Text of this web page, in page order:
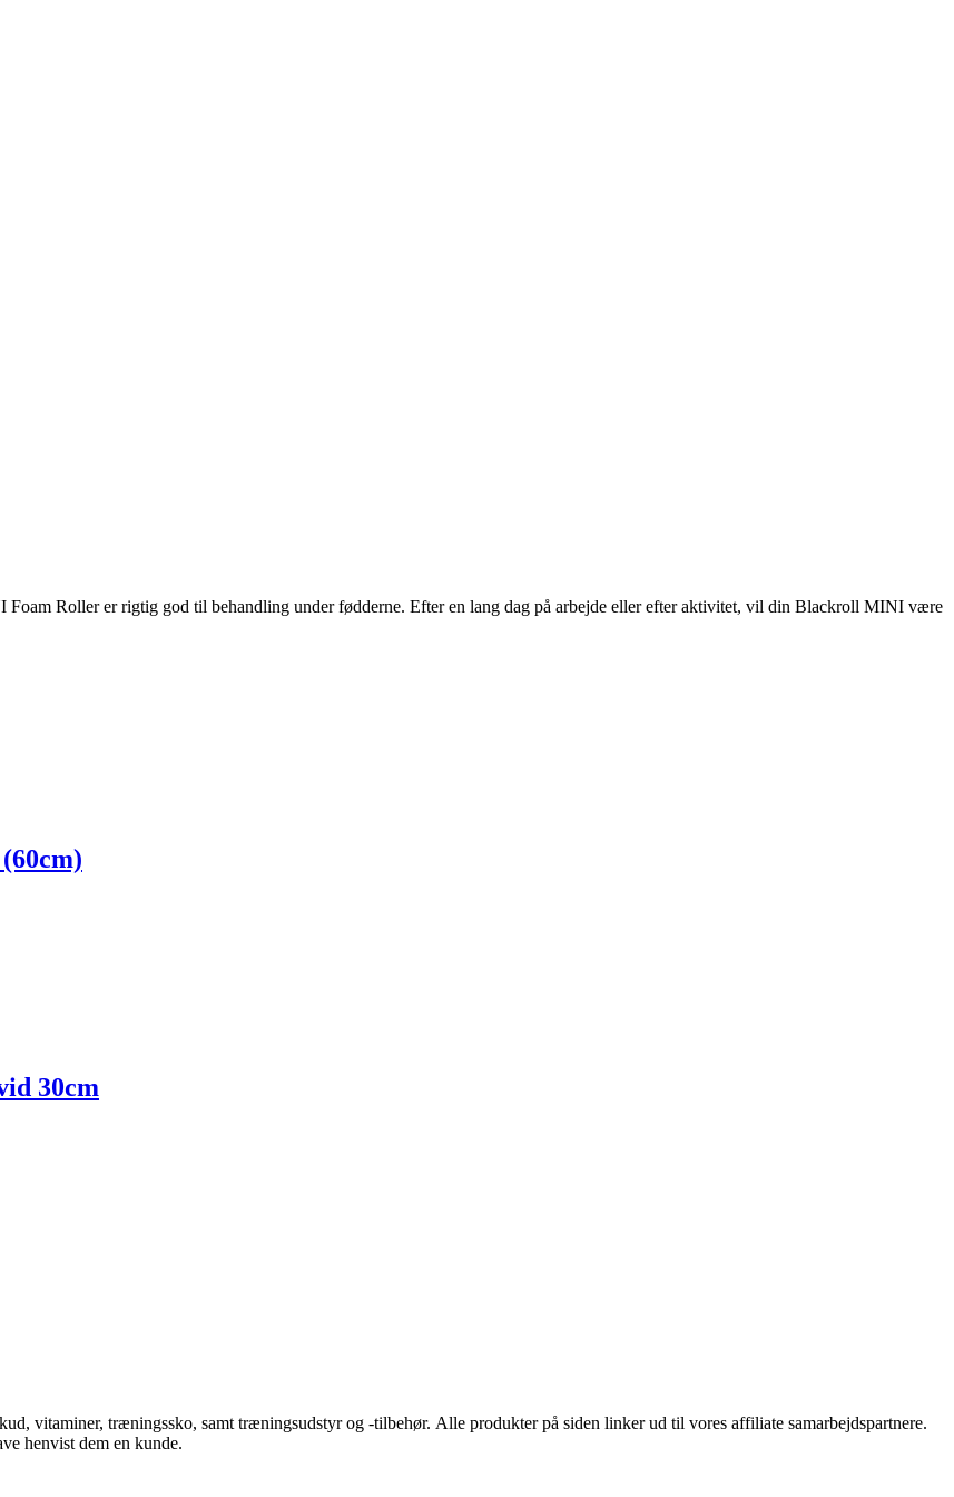
Roller er rigtig god til behandling under fødderne. Efter en lang dag på arbejde eller efter aktivitet, vil din Blackroll MINI være
30cm
vitaminer, træningssko, samt træningsudstyr og -tilbehør. Alle produkter på siden linker ud til vores affiliate samarbejdspartnere.
henvist dem en kunde.